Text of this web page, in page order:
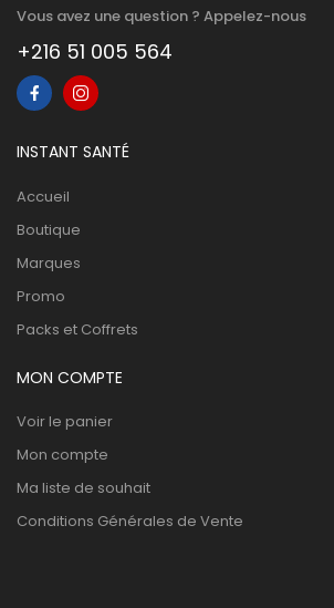
Vous avez une question ? Appelez-nous
+216 51 005 564
INSTANT SANTÉ
Accueil
Boutique
Marques
Promo
Packs et Coffrets
MON COMPTE
Voir le panier
Mon compte
Ma liste de souhait
Conditions Générales de Vente